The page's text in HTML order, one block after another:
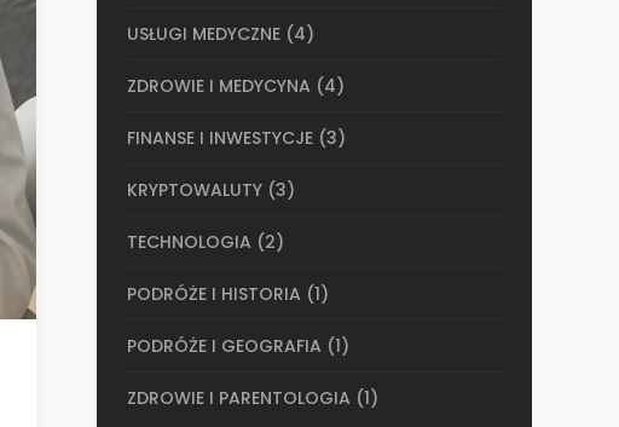
USŁUGI MEDYCZNE (4)
ZDROWIE I MEDYCYNA (4)
FINANSE I INWESTYCJE (3)
KRYPTOWALUTY (3)
TECHNOLOGIA (2)
PODRÓŻE I HISTORIA (1)
PODRÓŻE I GEOGRAFIA (1)
ZDROWIE I PARENTOLOGIA (1)